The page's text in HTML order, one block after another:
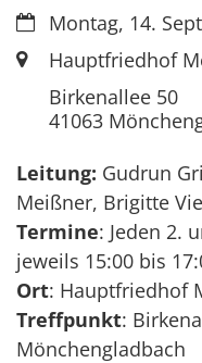
Datum:Montag, 14.
Ort: Hauptfriedhof
Birkenallee 50
41063
Leitung: Gudrun
Meißner, Brigitte
Termine: Jeden 2.
jeweils 15:00 bis
Ort: Hauptfriedhof
Treffpunkt:
Mönchengladbach